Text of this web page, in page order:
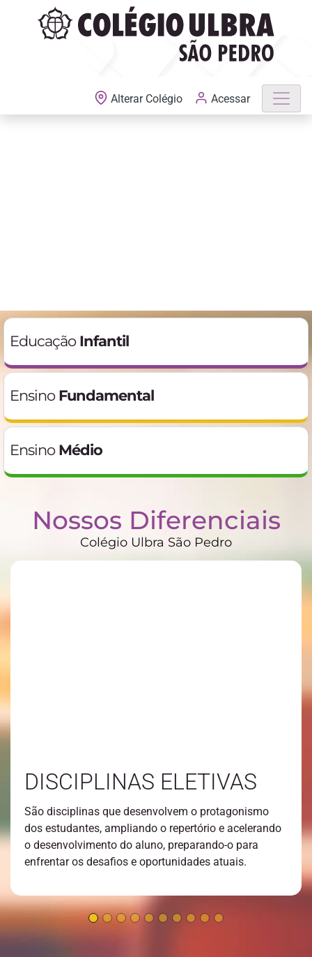
MATRÍCULAS ABERTAS
Alterar Colégio Acessar
Educação Infantil
Ensino Fundamental
Ensino Médio
Nossos Diferenciais
Colégio Ulbra São Pedro
DISCIPLINAS ELETIVAS
São disciplinas que desenvolvem o protagonismo
dos estudantes, ampliando o repertório e acelerando
o desenvolvimento do aluno, preparando-o para
enfrentar os desafios e oportunidades atuais.